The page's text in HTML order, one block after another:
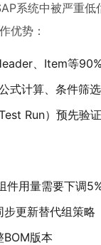
系统中被严重
优势：
、Item等
式计算、条件筛
Run）预先验
件用量需要下调
更新替代组策略
BOM版本